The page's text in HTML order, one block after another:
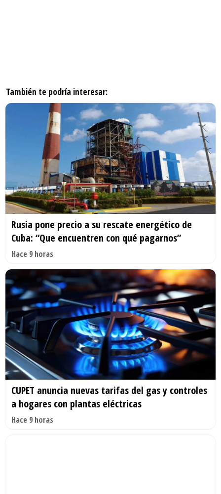
También te podría interesar:
Rusia pone precio a su rescate energético de
Cuba: “Que encuentren con qué pagarnos”
Hace 9 horas
CUPET anuncia nuevas tarifas del gas y controles
a hogares con plantas eléctricas
Hace 9 horas